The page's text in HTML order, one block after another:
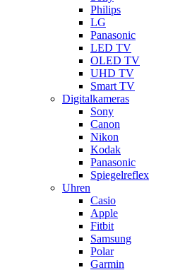
Philips
LG
Panasonic
LED TV
OLED TV
UHD TV
Smart TV
Digitalkameras
Sony
Canon
Nikon
Kodak
Panasonic
Spiegelreflex
Uhren
Casio
Apple
Fitbit
Samsung
Polar
Garmin